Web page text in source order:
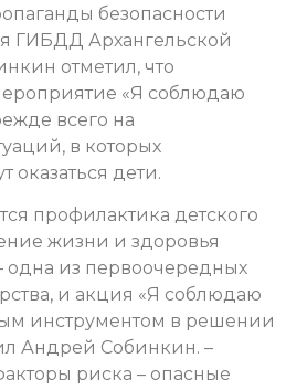
безопасности
ГИБДД Архангельской
отметил, что
«Я соблюдаю
всего на
в которых
оказаться дети.
профилактика детского
жизни и здоровья
одна из первоочередных
и акция «Я соблюдаю
инструментом в решении
Андрей Собинкин. –
риска – опасные